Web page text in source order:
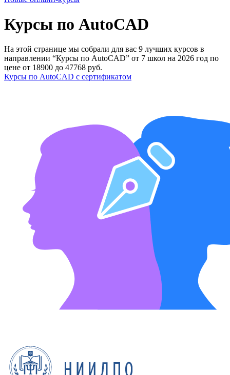
Курсы по AutoCAD
На этой странице мы собрали для вас 9 лучших курсов в
направлении “Курсы по AutoCAD” от 7 школ на 2026 год по
цене от 18900 до 47768 руб.
Курсы по AutoCAD с сертификатом